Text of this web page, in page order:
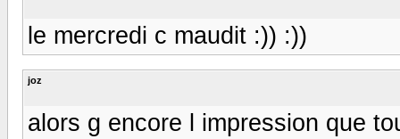
le mercredi c maudit :)) :))
joz
alors g encore l impression que